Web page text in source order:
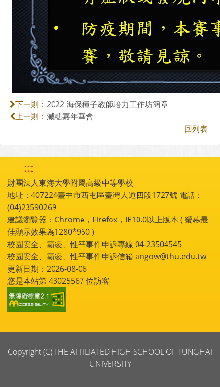
下一則： 2022 海保種子教師培力工作坊簡章
上一則： 減糖嘉年華會
回列表
:::
財團法人東海大學附屬高級中等學校
地址：407224臺中市西屯區臺灣大道四段1727號 電話：
(04)23590269
建議瀏覽器：Chrome，Firefox，IE10.0以上版本 ( 螢幕最
佳顯示效果為1280*960 )
校園安全、霸凌、性平事件申訴專線 04-23504545
校園安全、霸凌、性平事件申訴信箱 angow@thu.edu.tw
更新日期：2026-08-06
您是本站第43025567位訪客
Copyright (C) THE AFFILIATED HIGH SCHOOL OF TUNGHAI
UNIVERSITY